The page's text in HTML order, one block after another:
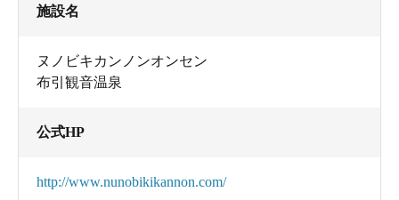
施設名
ヌノビキカンノンオンセン
布引観音温泉
公式HP
http://www.nunobikikannon.com/